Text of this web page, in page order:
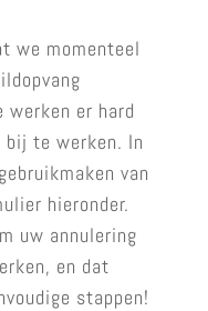
we momenteel
werken er hard
bij te werken. In
van
hieronder.
uw annulering
en dat
stappen!